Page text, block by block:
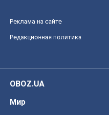
Реклама на сайте
Редакционная политика
OBOZ.UA
Мир